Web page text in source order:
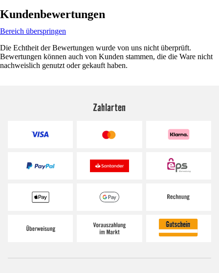
Kundenbewertungen
Bereich überspringen
Die Echtheit der Bewertungen wurde von uns nicht überprüft.
Bewertungen können auch von Kunden stammen, die die Ware nicht
nachweislich genutzt oder gekauft haben.
Zahlarten